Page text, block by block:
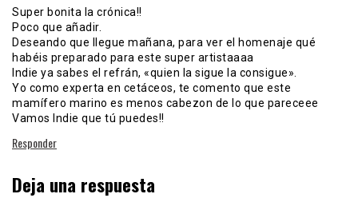
Super bonita la crónica!!
Poco que añadir.
Deseando que llegue mañana, para ver el homenaje qué
habéis preparado para este super artistaaaa
Indie ya sabes el refrán, «quien la sigue la consigue».
Yo como experta en cetáceos, te comento que este
mamífero marino es menos cabezon de lo que pareceee
Vamos Indie que tú puedes!!
Responder
Deja una respuesta